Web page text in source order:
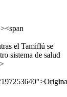
el Tamiflú se
sistema de salud